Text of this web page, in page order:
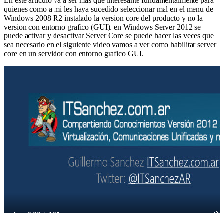
quienes como a mi les haya sucedido seleccionar mal en el menu de
Windows 2008 R2 instalado la version core del producto y no la
version con entorno grafico (GUI), en Windows Server 2012 se
puede activar y desactivar Server Core se puede hacer las veces que
sea necesario en el siguiente video vamos a ver como habilitar server
core en un servidor con entorno grafico GUI.